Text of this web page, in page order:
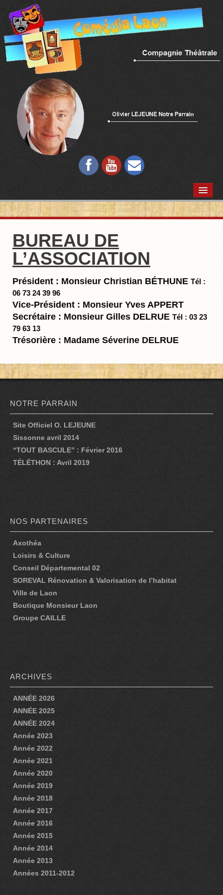
QUI SOMMES NOUS ?
NOUS CONTACTER
COURRIEL
COURRIER – SIÈGE SOCIAL
BUREAU DE L’ASSOCIATION
NOS PIÈCES
JACQUES A DIT
UN STYLO DANS LA TÊTE
2 EUROS 20
L’INDICE À L’INDEX
POURQUOI MOI ?!
LA SYMPHONIE DES FAUX-CULS
STATIONNEMENT ALTERNÉ
ENTRE LE JOUR ET LA NUIT
TOUT BASCULE
JE VEUX VOIR MIOUSSOV
LES HOMMES PRÉFÈRENT MENTIR
VIVE LA COLOCATION
LA SOUPIÈRE
NOS DATES …
NOS DATES DE REPRÉSENTATIONS POUR 2026
REVUE DE PRESSE
REVUE DE PRESSE 2026
REVUE DE PRESSE 2024
REVUE DE PRESSE 2023
REVUE DE PRESSE 2022
REVUE DE PRESSE 2021
BUREAU DE
L’ASSOCIATION
Président : Monsieur Christian BÉTHUNE Tél :
06 73 24 39 96
Vice-Président : Monsieur Yves APPERT
Secrétaire : Monsieur Gilles DELRUE Tél : 03 23
79 63 13
Trésorière : Madame Séverine DELRUE
NOTRE PARRAIN
Site Officiel O. LEJEUNE
Sissonne avril 2014
“TOUT BASCULE” : Février 2016
TÉLÉTHON : Avril 2019
NOS PARTENAIRES
Axothéa
Loisirs & Culture
Conseil Départemental 02
SOREVAL Rénovation & Valorisation de l’habitat
Ville de Laon
Boutique Monsieur Laon
Groupe CAILLE
ARCHIVES
ANNÉE 2026
ANNÉE 2025
ANNÉE 2024
Année 2023
Année 2022
Année 2021
Année 2020
Année 2019
Année 2018
Année 2017
Année 2016
Année 2015
Année 2014
Année 2013
Années 2011-2012